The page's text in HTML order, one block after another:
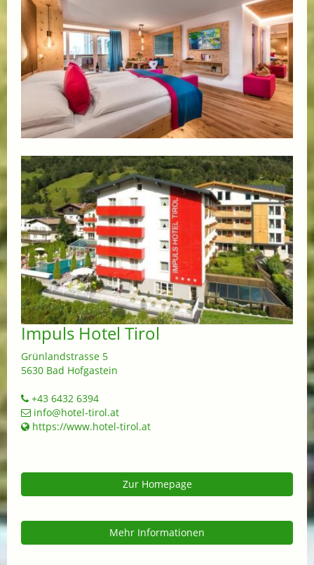
Impuls Hotel Tirol
Grünlandstrasse 5
5630 Bad Hofgastein
+43 6432 6394
info@hotel-tirol.at
https://www.hotel-tirol.at
Zur Homepage
Mehr Informationen